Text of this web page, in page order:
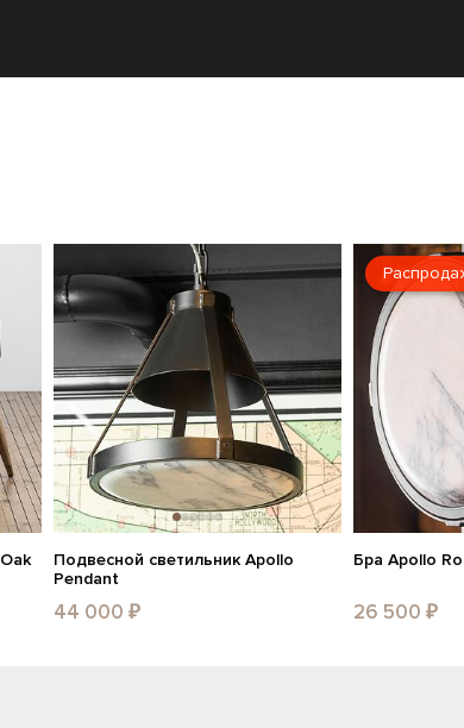
Подвесной светильник Apollo
Pendant
44 000 ₽
Бра Apollo
26 500 ₽